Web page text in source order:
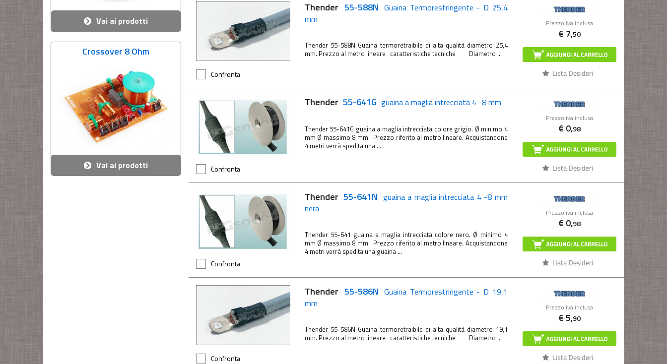
Vai ai prodotti
Crossover 8 Ohm
Vai ai prodotti
Confronta
Prezzo iva inclusa
€ 7,50
Thender 55-588N Guaina Termorestringente - D 25,4
mm
Thender 55-588N Guaina termoretraibile di alta qualità diametro 25,4
mm. Prezzo al metro lineare caratteristiche tecniche Diametro ...
Confronta
Prezzo iva inclusa
€ 0,98
Thender 55-641G guaina a maglia intrecciata 4 -8 mm
Thender 55-641G guaina a maglia intrecciata colore grigio. Ø minimo 4
mm Ø massimo 8 mm Prezzo riferito al metro lineare. Acquistandone
4 metri verrà spedita una ...
Confronta
Prezzo iva inclusa
€ 0,98
Thender 55-641N guaina a maglia intrecciata 4 -8 mm
nera
Thender 55-641 guaina a maglia intrecciata colore nero. Ø minimo 4
mm Ø massimo 8 mm Prezzo riferito al metro lineare. Acquistandone
4 metri verrà spedita una guaina ...
Confronta
Prezzo iva inclusa
€5,90
Thender 55-586N Guaina Termorestringente - D 19,1
mm
Thender 55-586N Guaina termoretraibile di alta qualità diametro 19,1
mm. Prezzo al metro lineare caratteristiche tecniche Diametro ...